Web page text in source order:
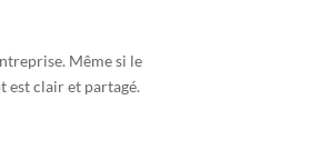
Même si le
est clair et partagé.